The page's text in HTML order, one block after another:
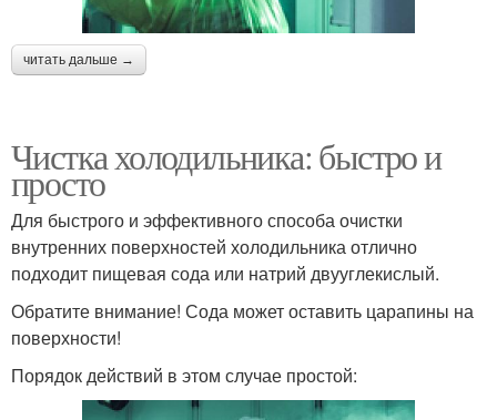
читать дальше →
Чистка холодильника: быстро и
просто
Для быстрого и эффективного способа очистки
внутренних поверхностей холодильника отлично
подходит пищевая сода или натрий двууглекислый.
Обратите внимание! Сода может оставить царапины на
поверхности!
Порядок действий в этом случае простой: